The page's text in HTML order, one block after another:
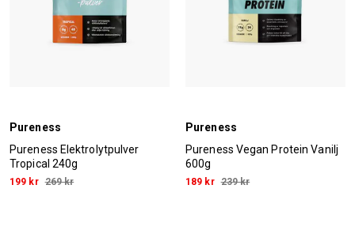
Pureness
Pureness Elektrolytpulver
Tropical 240g
199 kr 269 kr
Pureness
Pureness Vegan Protein Vanilj
600g
189 kr 239 kr